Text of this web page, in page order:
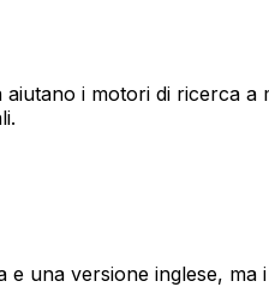
i motori di ricerca
e una versione inglese,